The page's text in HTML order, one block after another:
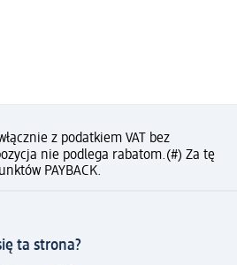
z podatkiem VAT bez
nie podlega rabatom.(#) Za tę
PAYBACK.
ta strona?